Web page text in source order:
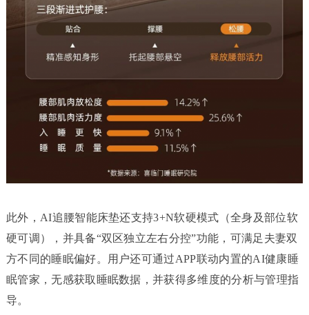
此外，AI追腰智能床垫还支持3+N软硬模式（全身及部位软
硬可调），并具备“双区独立左右分控”功能，可满足夫妻双
方不同的睡眠偏好。用户还可通过APP联动内置的AI健康睡
眠管家，无感获取睡眠数据，并获得多维度的分析与管理指
导。